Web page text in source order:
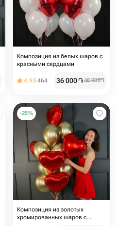
Композиция из белых шаров с
красными сердцами
4.95464 36 000֏48 000֏
-25%
Композиция из золотых
хромированных шаров с